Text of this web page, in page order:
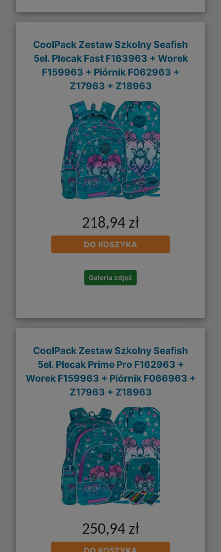
CoolPack Zestaw Szkolny Seafish
5el. Plecak Fast F163963 + Worek
F159963 + Piórnik F062963 +
Z17963 + Z18963
218,94 zł
DO KOSZYKA
Galeria zdjęć
CoolPack Zestaw Szkolny Seafish
5el. Plecak Prime Pro F162963 +
Worek F159963 + Piórnik F066963 +
Z17963 + Z18963
250,94 zł